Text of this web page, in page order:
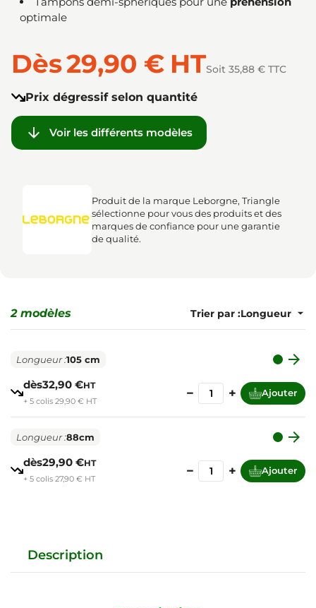
optimale
Dès29,90 € HTSoit 35,88 € TTC
Prix dégressif selon quantité
 Voir les différents modèles
Produit de la marque Leborgne, Triangle
sélectionne pour vous des produits et des
marques de confiance pour une garantie
de qualité.
2 modèles Trier par :
Longueur :105 cm 
dès32,90 €HT
+ 5 colis 29,90 € HT
− + Ajouter
Longueur :88cm 
dès29,90 €HT
+ 5 colis 27,90 € HT
− + Ajouter
Description